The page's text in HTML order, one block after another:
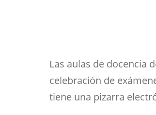
Las aulas de docencia
celebración de
tiene una pizarra